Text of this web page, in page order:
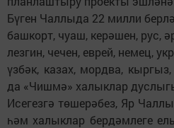
Бүген Чаллыда 22 милли
башкорт, чуаш, керәшен, рус,
лезгин, чечен, еврей, немец,
үзбәк, казах, мордва,
да «Чишмә» халыклар
Исегезгә төшерәбез, Яр
һәм халыклар бердәмлеге